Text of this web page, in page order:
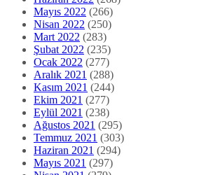
Mayıs 2022 (266)
Nisan 2022 (250)
Mart 2022 (283)
Şubat 2022 (235)
Ocak 2022 (277)
Aralık 2021 (288)
Kasım 2021 (244)
Ekim 2021 (277)
Eylül 2021 (238)
Ağustos 2021 (295)
Temmuz 2021 (303)
Haziran 2021 (294)
Mayıs 2021 (297)